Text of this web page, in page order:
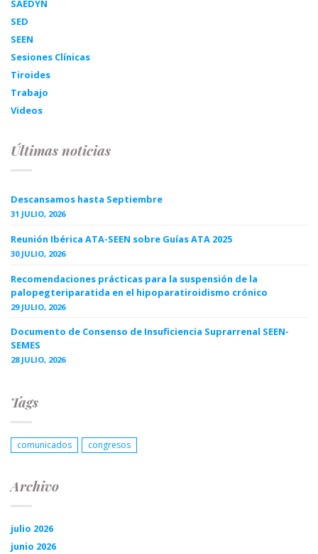
SAEDYN
SED
SEEN
Sesiones Clínicas
Tiroides
Trabajo
Videos
Últimas noticias
Descansamos hasta Septiembre
31 JULIO, 2026
Reunión Ibérica ATA-SEEN sobre Guías ATA 2025
30 JULIO, 2026
Recomendaciones prácticas para la suspensión de la
palopegteriparatida en el hipoparatiroidismo crónico
29 JULIO, 2026
Documento de Consenso de Insuficiencia Suprarrenal SEEN-
SEMES
28 JULIO, 2026
Tags
comunicados congresos
Archivo
julio 2026
junio 2026